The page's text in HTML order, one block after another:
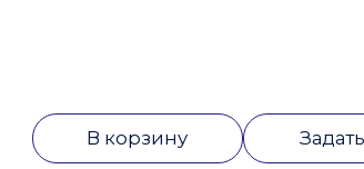
В корзину